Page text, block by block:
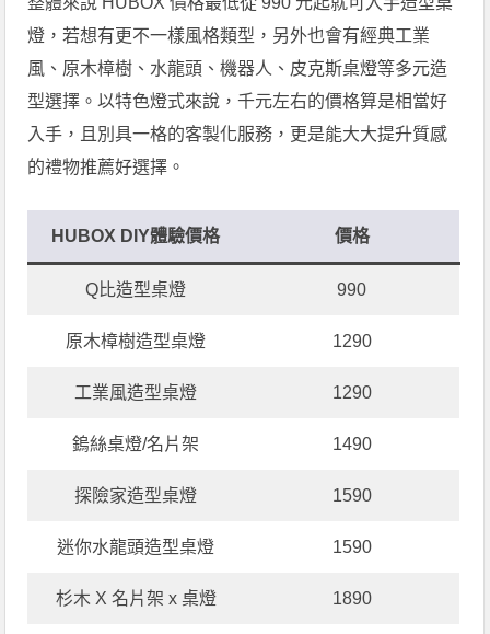
燈，若想有更不一樣風格類型，另外也會有經典工業
風、原木樟樹、水龍頭、機器人、皮克斯桌燈等多元造
型選擇。以特色燈式來說，千元左右的價格算是相當好
入手，且別具一格的客製化服務，更是能大大提升質感
的禮物推薦好選擇。
HUBOX DIY體驗價格 價格
Q比造型桌燈 990
原木樟樹造型桌燈 1290
工業風造型桌燈 1290
鎢絲桌燈/名片架 1490
探險家造型桌燈 1590
迷你水龍頭造型桌燈 1590
杉木 X 名片架 x 桌燈 1890